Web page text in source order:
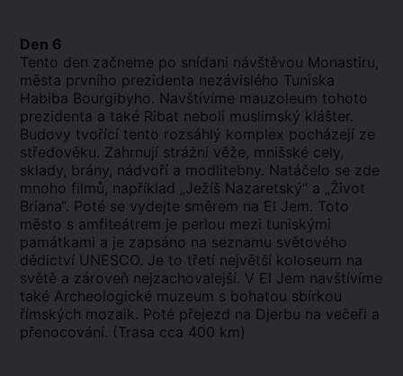
Den 6
Tento den začneme po snídani návštěvou Monastiru,
města prvního prezidenta nezávislého Tuniska
Habiba Bourgibyho. Navštívíme mauzoleum tohoto
prezidenta a také Ribat neboli muslimský klášter.
Budovy tvořící tento rozsáhlý komplex pocházejí ze
středověku. Zahrnují strážní věže, mnišské cely,
sklady, brány, nádvoří a modlitebny. Natáčelo se zde
mnoho filmů, například „Ježíš Nazaretský“ a „Život
Briana“. Poté se vydejte směrem na El Jem. Toto
město s amfiteátrem je perlou mezi tuniskými
památkami a je zapsáno na seznamu světového
dědictví UNESCO. Je to třetí největší koloseum na
světě a zároveň nejzachovalejší. V El Jem navštívíme
také Archeologické muzeum s bohatou sbírkou
římských mozaik. Poté přejezd na Djerbu na večeři a
přenocování. (Trasa cca 400 km)